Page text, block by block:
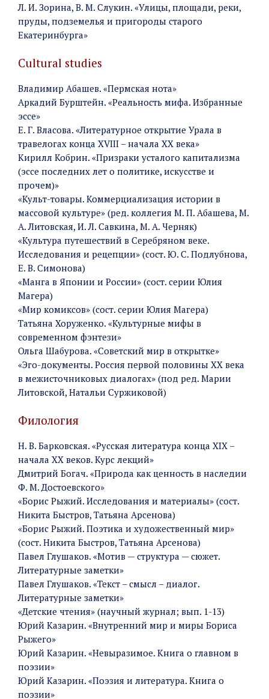
Л. И. Зорина, В. М. Слукин. «Улицы, площади, реки,
пруды, подземелья и пригороды старого
Екатеринбурга»
Cultural studies
Владимир Абашев. «Пермская нота»
Аркадий Бурштейн. «Реальность мифа. Избранные
эссе»
Е. Г. Власова. «Литературное открытие Урала в
травелогах конца XVIII – начала XX века»
Кирилл Кобрин. «Призраки усталого капитализма
(эссе последних лет о политике, искусстве и
прочем)»
«Культ-товары. Коммерциализация истории в
массовой культуре» (ред. коллегия М. П. Абашева, М.
А. Литовская, И. Л. Савкина, М. А. Черняк)
«Культура путешествий в Серебряном веке.
Исследования и рецепции» (сост. Ю. С. Подлубнова,
Е. В. Симонова)
«Манга в Японии и России» (сост. серии Юлия
Магера)
«Мир комиксов» (сост. серии Юлия Магера)
Татьяна Хоруженко. «Культурные мифы в
современном фэнтези»
Ольга Шабурова. «Советский мир в открытке»
«Эго-документы. Россия первой половины ХХ века
в межисточниковых диалогах» (под ред. Марии
Литовской, Натальи Суржиковой)
Филология
Н. В. Барковская. «Русская литература конца XIX –
начала XX веков. Курс лекций»
Дмитрий Богач. «Природа как ценность в наследии
Ф. М. Достоевского»
«Борис Рыжий. Исследования и материалы» (сост.
Никита Быстров, Татьяна Арсенова)
«Борис Рыжий. Поэтика и художественный мир»
(сост. Никита Быстров, Татьяна Арсенова)
Павел Глушаков. «Мотив — структура — сюжет.
Литературные заметки»
Павел Глушаков. «Текст – смысл – диалог.
Литературные заметки»
«Детские чтения» (научный журнал; вып. 1-13)
Юрий Казарин. «Внутренний мир и миры Бориса
Рыжего»
Юрий Казарин. «Невыразимое. Книга о главном в
поэзии»
Юрий Казарин. «Поэзия и литература. Книга о
поэзии»